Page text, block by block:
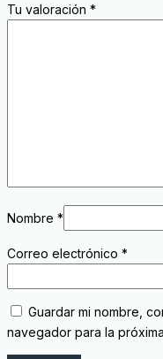
Tu valoración *
Nombre *
Correo electrónico *
Guardar mi nombre,
navegador para la